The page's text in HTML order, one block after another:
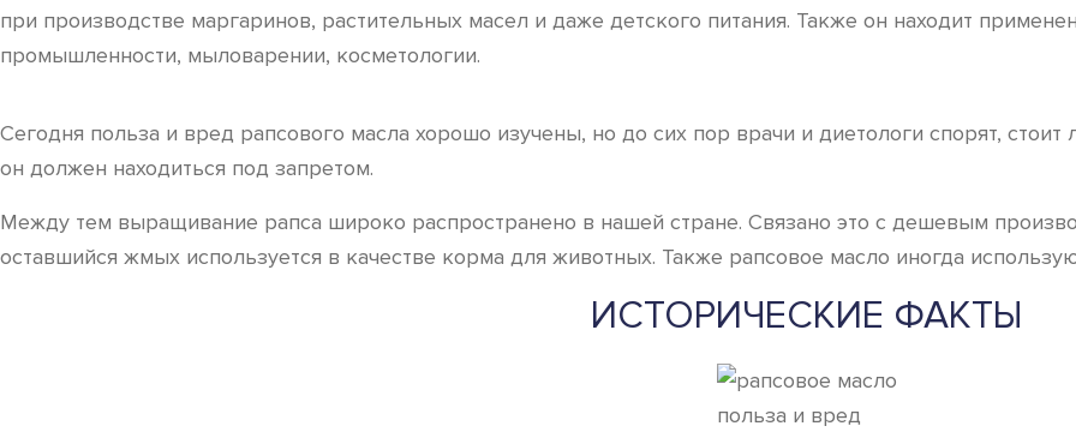
при производстве маргаринов, растительных масел и даже детского питания. Также он находит
промышленности, мыловарении, косметологии.
Сегодня польза и вред рапсового масла хорошо изучены, но до сих пор врачи и диетологи спорят,
он должен находиться под запретом.
Между тем выращивание рапса широко распространено в нашей стране. Связано это с дешевым
оставшийся жмых используется в качестве корма для животных. Также рапсовое масло иногда
ИСТОРИЧЕСКИЕ ФАКТЫ